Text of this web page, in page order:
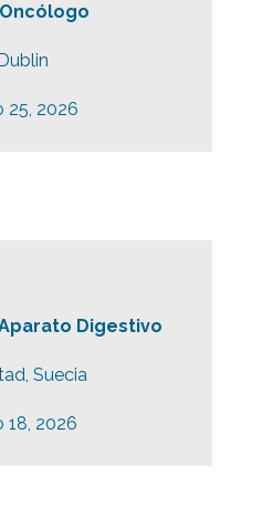
25, 2026
Digestivo
Suecia
18, 2026